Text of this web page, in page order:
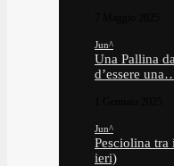
Jun^
Una Pallina
d’essere
Jun^
Pesciolina
ieri)